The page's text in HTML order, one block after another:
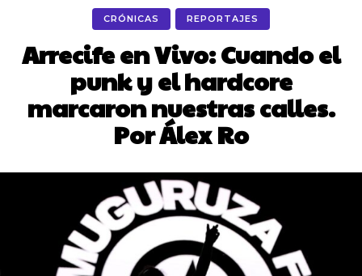
CRÓNICAS REPORTAJES
Arrecife en Vivo: Cuando el
punk y el hardcore
marcaron nuestras calles.
Por Álex Ro